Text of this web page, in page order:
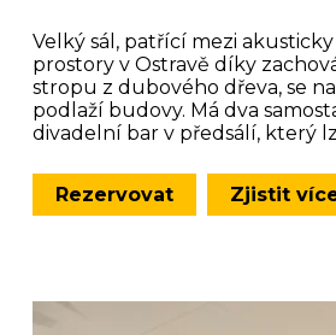
Velký sál, patřící mezi
prostory v Ostravě díky
stropu z dubového dřeva, se
podlaží budovy. Má dva
divadelní bar v předsálí, který
Rezervovat Zjistit